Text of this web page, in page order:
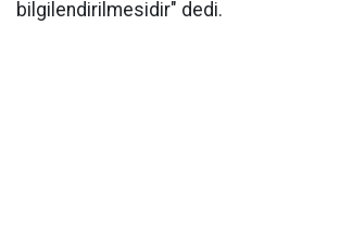
bilgilendirilmesidir" dedi.